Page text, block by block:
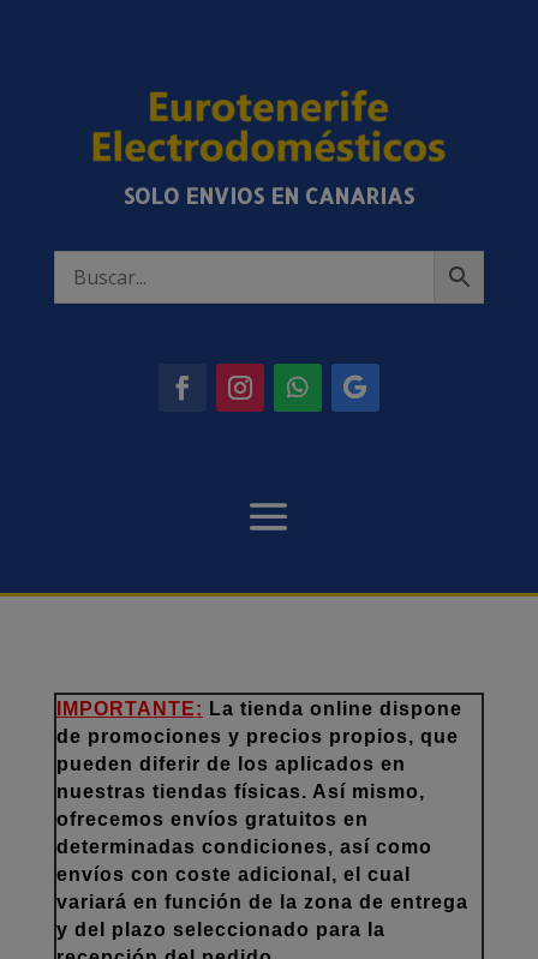
SOLO ENVIOS EN CANARIAS
IMPORTANTE: La tienda online dispone
de promociones y precios propios, que
pueden diferir de los aplicados en
nuestras tiendas físicas. Así mismo,
ofrecemos envíos gratuitos en
determinadas condiciones, así como
envíos con coste adicional, el cual
variará en función de la zona de entrega
y del plazo seleccionado para la